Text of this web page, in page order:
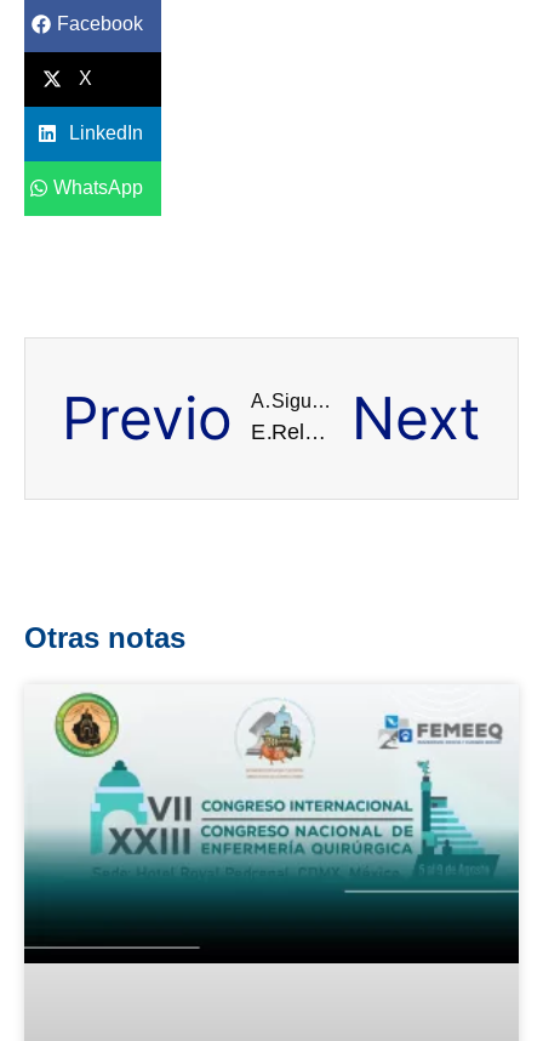
Facebook
X
LinkedIn
WhatsApp
Previo Anterior
Estudio demuestra que salud mental del personal de la UCI debe ser prioridad inmediata durante la pandemia de COVID-19
Siguiente
Relajación de medidas preventivas, no el clima, factor más importante que impulsó los brotes de COVID-19 en invierno Next
Otras notas